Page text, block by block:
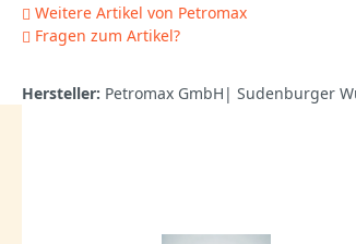
Weitere Artikel von Petromax
Fragen zum Artikel?
Hersteller: Petromax GmbH| Sudenburger